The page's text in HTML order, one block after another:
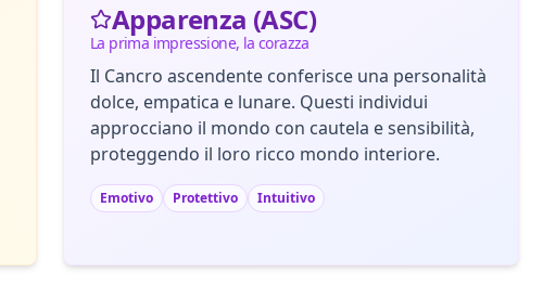
Apparenza (ASC)
La prima impressione, la corazza
Il Cancro ascendente conferisce una personalità
dolce, empatica e lunare. Questi individui
approcciano il mondo con cautela e sensibilità,
proteggendo il loro ricco mondo interiore.
Emotivo Protettivo Intuitivo